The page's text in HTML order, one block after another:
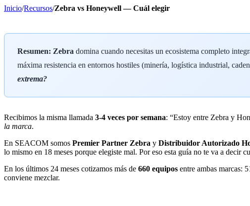
Inicio/Recursos/Zebra vs Honeywell — Cuál elegir
Resumen: Zebra domina cuando necesitas un ecosistema completo
máxima resistencia en entornos hostiles (minería, logística industrial,
extrema?
Recibimos la misma llamada 3-4 veces por semana: “Estoy entre Zebra y
la marca.
En SEACOM somos Premier Partner Zebra y Distribuidor Autorizado
lo mismo en 18 meses porque elegiste mal. Por eso esta guía no te va a decir
En los últimos 24 meses cotizamos más de 660 equipos entre ambas marcas:
conviene mezclar.